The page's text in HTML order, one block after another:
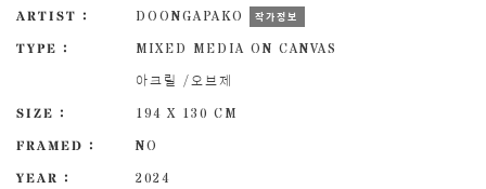
ARTIST : DOONGAPAKO 작가정보
TYPE :
MIXED MEDIA ON CANVAS
아크릴 /오브제
SIZE :
194 X 130 CM
FRAMED :
NO
YEAR :
2024